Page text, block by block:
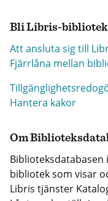
Bli Libris-bibliotek
Att ansluta sig till
Fjärrlåna mellan
Hantera kakor
Om
bibliotek som visar
Libris tjänster